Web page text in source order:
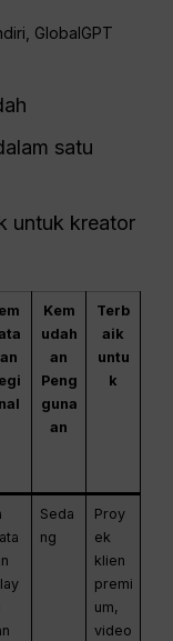
GlobalGPT
satu
untuk kreator
Kem
udah
an
Peng
guna
an
Terb
aik
untu
k
Seda
ng
Proy
ek
klien
premi
um,
video